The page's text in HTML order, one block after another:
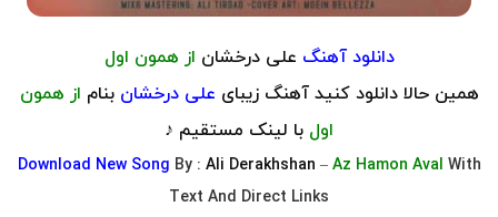
دانلود آهنگ علی درخشان از همون اول
همین حالا دانلود کنید آهنگ زیبای علی درخشان بنام از همون
اول با لینک مستقیم ♪
Download New Song By : Ali Derakhshan – Az Hamon Aval With
Text And Direct Links